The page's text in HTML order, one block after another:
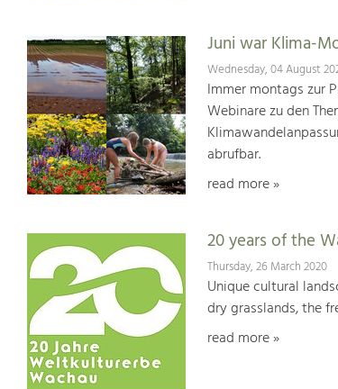
Juni war Klima-
Wednesday, 04 August
Immer montags zur
Webinare zu den
abrufbar.
read more »
20 years of the
Thursday, 26 March 2020
Unique cultural
dry grasslands, the
read more »